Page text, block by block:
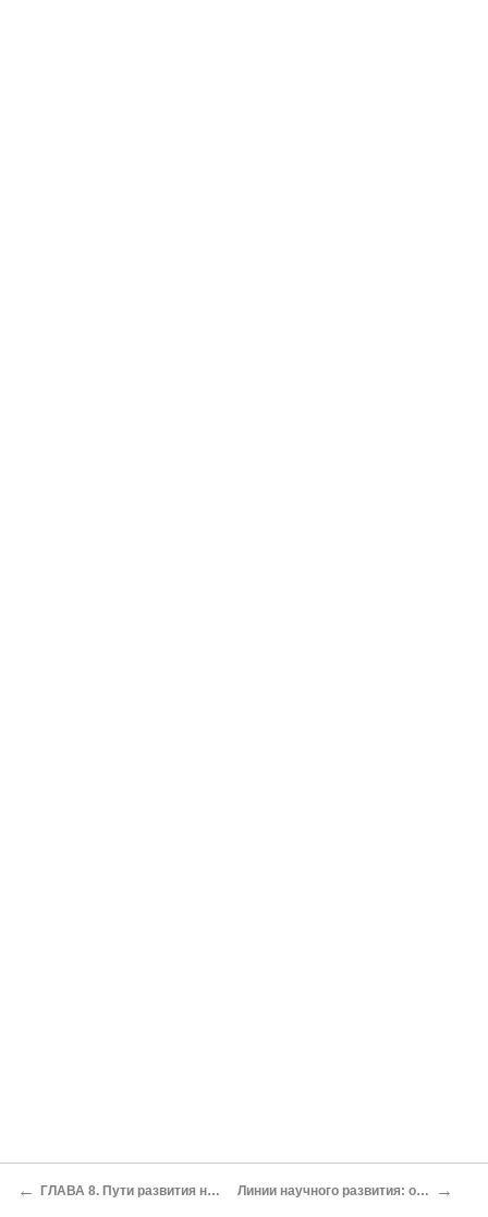
← ГЛАВА 8. Пути развития науки в Азии и Европе Линии научного развития: от прогресса к застою →